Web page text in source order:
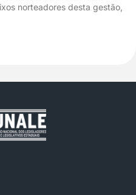
norteadores desta gestão,